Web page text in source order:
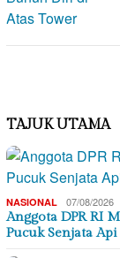
TAJUK UTAMA
NASIONAL 07/08/2026
Anggota DPR RI
Pucuk Senjata